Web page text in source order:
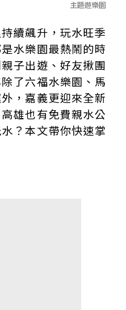
主題遊樂園
來了
園
親水景點開放
續飆升，玩水旺季
水樂園最熱鬧的時
子出遊、好友揪團
了六福水樂園、馬
，嘉義更迎來全新
雄也有免費親水公
？本文帶你快速掌